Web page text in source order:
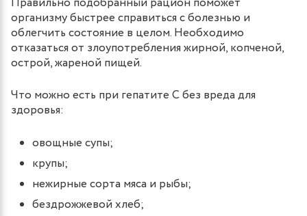
организму быстрее справиться с болезнью и
облегчить состояние в целом. Необходимо
отказаться от злоупотребления жирной, копченой,
острой, жареной пищей.
Что можно есть при гепатите С без вреда для
здоровья:
овощные супы;
крупы;
нежирные сорта мяса и рыбы;
бездрожжевой хлеб;